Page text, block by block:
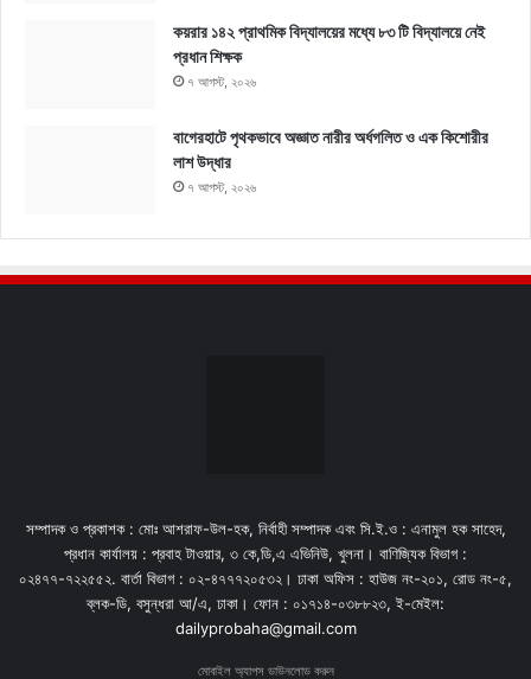
কয়রার ১৪২ প্রাথমিক বিদ্যালয়ের মধ্যে ৮৩ টি বিদ্যালয়ে নেই
প্রধান শিক্ষক
৭ আগস্ট, ২০২৬
বাগেরহাটে পৃথকভাবে অজ্ঞাত নারীর অর্ধগলিত ও এক কিশোরীর
লাশ উদ্ধার
৭ আগস্ট, ২০২৬
সম্পাদক ও প্রকাশক : মোঃ আশরাফ-উল-হক, নির্বাহী সম্পাদক এবং সি.ই.ও : এনামুল হক সাহেদ,
প্রধান কার্যালয় : প্রবাহ টাওয়ার, ৩ কে,ডি,এ এভিনিউ, খুলনা। বাণিজ্যিক বিভাগ :
০২৪৭৭-৭২২৫৫২. বার্তা বিভাগ : ০২-৪৭৭৭২০৫৩২। ঢাকা অফিস : হাউজ নং-২০১, রোড নং-৫,
ব্লক-ডি, বসুন্ধরা আ/এ, ঢাকা। ফোন : ০১৭১৪-০৩৮৮২৩, ই-মেইল:
dailyprobaha@gmail.com
মোবাইল অ্যাপস ডাউনলোড করুন